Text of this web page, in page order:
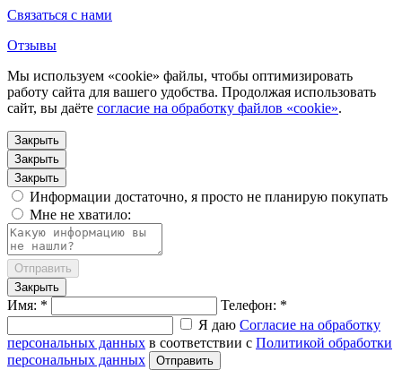
Связаться с нами
Отзывы
Мы используем «cookie» файлы, чтобы оптимизировать
работу сайта для вашего удобства. Продолжая использовать
сайт, вы даёте согласие на обработку файлов «cookie».
Закрыть
Закрыть
Закрыть
Информации достаточно, я просто не планирую покупать
Мне не хватило:
Отправить
Закрыть
Имя: *
Телефон: *
Я даю Согласие на обработку
персональных данных в соответствии с Политикой обработки
персональных данных
Отправить